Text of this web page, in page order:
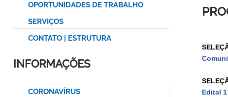
Edital
OPORTUNIDADES DE TRABALHO
SERVIÇOS
CONTATO | ESTRUTURA
INFORMAÇÕES
CORONAVÍRUS